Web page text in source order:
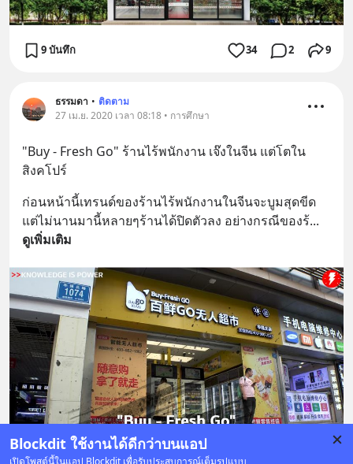
Blockdit ใช้งานได้ดีกว่าบนแอป
เปิดโพสต์นี้ในแอป Blockdit เพื่อรับประสบการณ์เต็มรูปแบบ
9 บันทึก 34 2 9
ธรรมดา • ติดตาม
27 เม.ย. 2020 เวลา 08:18 • การศึกษา
"Buy - Fresh Go" ร้านไร้พนักงาน เจ๊งในจีน แต่โตใน
สิงคโปร์
ก่อนหน้านี้เทรนด์ของร้านไร้พนักงานในจีนจะบูมสุดขีด
แต่ไม่นานมานี้หลายๆร้านได้ปิดตัวลง อย่างกรณีของร้...
ดูเพิ่มเติม